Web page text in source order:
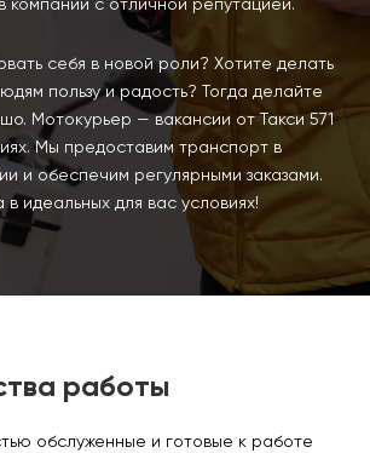
компании с отличной репутацией.
себя в новой роли? Хотите делать
пользу и радость? Тогда делайте
Мотокурьер — вакансии от Такси 571
Мы предоставим транспорт в
и обеспечим регулярными заказами.
в идеальных для вас условиях!
работы
обслуженные и готовые к работе